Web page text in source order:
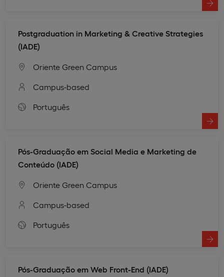
Postgraduation in Marketing & Creative Strategies
(IADE)
Oriente Green Campus
Campus-based
Português
Pós-Graduação em Social Media e Marketing de
Conteúdo (IADE)
Oriente Green Campus
Campus-based
Português
Pós-Graduação em Web Front-End (IADE)